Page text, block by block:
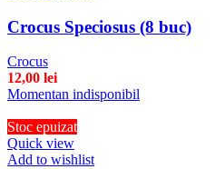
Crocus Speciosus (8 buc)
Crocus
12,00 lei
Momentan indisponibil
Stoc epuizat
Quick view
Add to wishlist